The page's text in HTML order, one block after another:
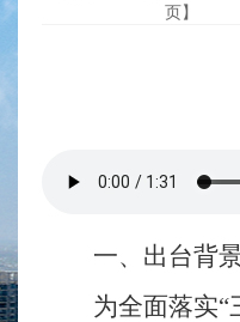
页】
一、 出台背
为全面落实“